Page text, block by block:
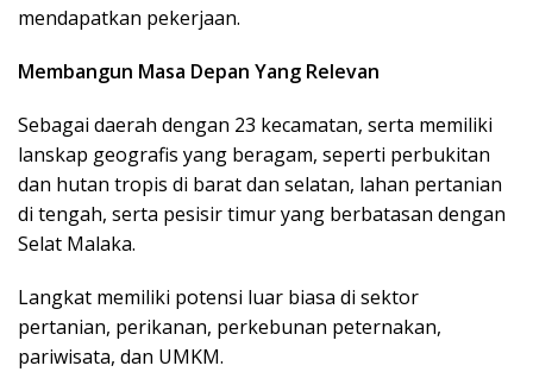
mendapatkan pekerjaan.
Membangun Masa Depan Yang Relevan
Sebagai daerah dengan 23 kecamatan, serta memiliki
lanskap geografis yang beragam, seperti perbukitan
dan hutan tropis di barat dan selatan, lahan pertanian
di tengah, serta pesisir timur yang berbatasan dengan
Selat Malaka.
Langkat memiliki potensi luar biasa di sektor
pertanian, perikanan, perkebunan peternakan,
pariwisata, dan UMKM.